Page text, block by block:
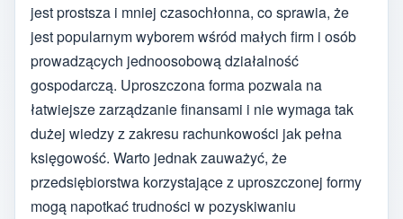
jest prostsza i mniej czasochłonna, co sprawia, że
jest popularnym wyborem wśród małych firm i osób
prowadzących jednoosobową działalność
gospodarczą. Uproszczona forma pozwala na
łatwiejsze zarządzanie finansami i nie wymaga tak
dużej wiedzy z zakresu rachunkowości jak pełna
księgowość. Warto jednak zauważyć, że
przedsiębiorstwa korzystające z uproszczonej formy
mogą napotkać trudności w pozyskiwaniu